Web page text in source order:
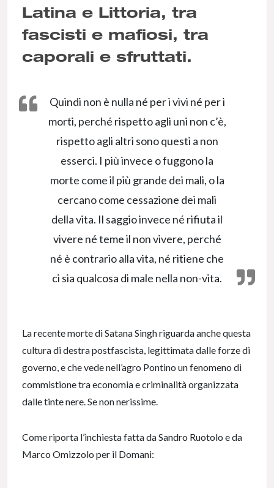
Latina e Littoria, tra
fascisti e mafiosi, tra
caporali e sfruttati.
Quindi non è nulla né per i vivi né per i
morti, perché rispetto agli uni non c’è,
rispetto agli altri sono questi a non
esserci. I più invece o fuggono la
morte come il più grande dei mali, o la
cercano come cessazione dei mali
della vita. Il saggio invece né rifiuta il
vivere né teme il non vivere, perché
né è contrario alla vita, né ritiene che
ci sia qualcosa di male nella non-vita.
La recente morte di Satana Singh riguarda anche questa
cultura di destra postfascista, legittimata dalle forze di
governo, e che vede nell’agro Pontino un fenomeno di
commistione tra economia e criminalità organizzata
dalle tinte nere. Se non nerissime.
Come riporta l’inchiesta fatta da Sandro Ruotolo e da
Marco Omizzolo per il Domani: